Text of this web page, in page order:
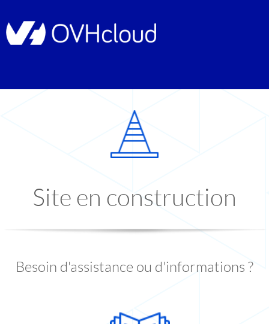
Site en construction
Besoin d'assistance ou d'informations ?